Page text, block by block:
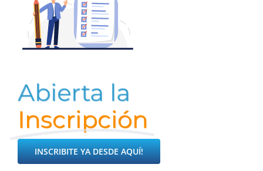
Abierta la
Inscripción
INSCRIBITE YA DESDE AQUÍ!